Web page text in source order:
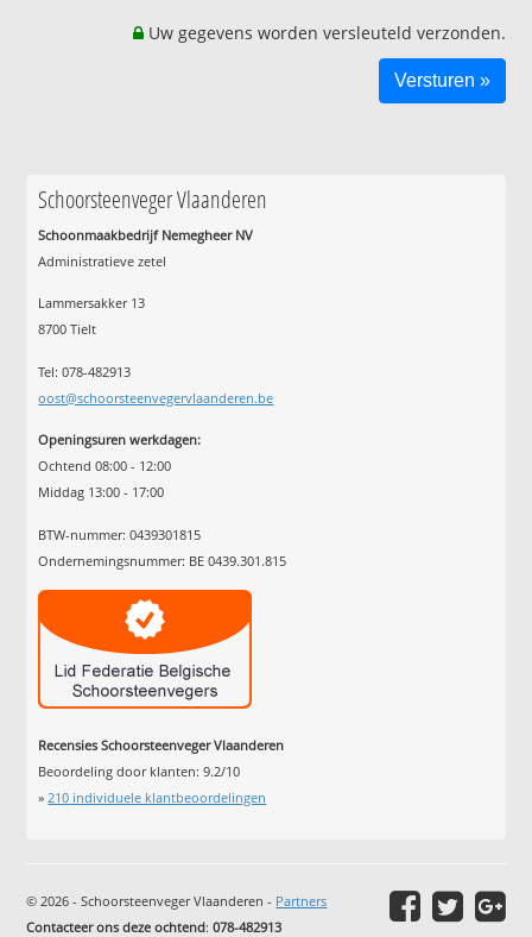
Uw gegevens worden versleuteld verzonden.
Schoorsteenveger Vlaanderen
Schoonmaakbedrijf Nemegheer NV
Administratieve zetel
Lammersakker 13
8700 Tielt
Tel: 078-482913
oost@schoorsteenvegervlaanderen.be
Openingsuren werkdagen:
Ochtend 08:00 - 12:00
Middag 13:00 - 17:00
BTW-nummer: 0439301815
Ondernemingsnummer: BE 0439.301.815
Recensies Schoorsteenveger Vlaanderen
Beoordeling door klanten:9.2/10
»210 individuele klantbeoordelingen
© 2026 - Schoorsteenveger Vlaanderen - Partners
Contacteer ons deze ochtend:078-482913